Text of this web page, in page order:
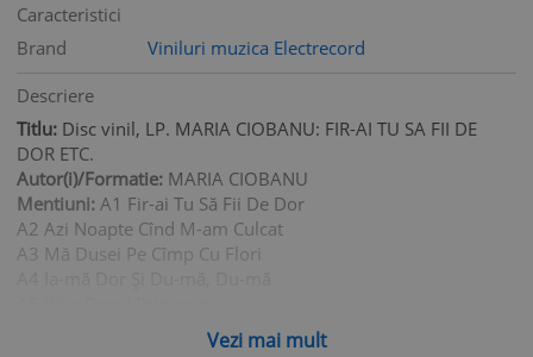
Caracteristici
Brand
Viniluri muzica Electrecord
Descriere
Titlu: Disc vinil, LP. MARIA CIOBANU: FIR-AI TU SA FII DE
DOR ETC.
Autor(i)/Formatie: MARIA CIOBANU
Mentiuni: A1 Fir-ai Tu Să Fii De Dor
A2 Azi Noapte Cînd M-am Culcat
A3 Mă Dusei Pe Cîmp Cu Flori
A6 Eu Ți-am Spus, Neică, Prin Stele
Vezi mai mult